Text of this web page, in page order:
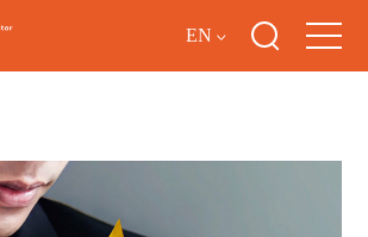
EN